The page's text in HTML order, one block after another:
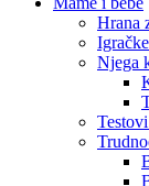
Hrana
Njega